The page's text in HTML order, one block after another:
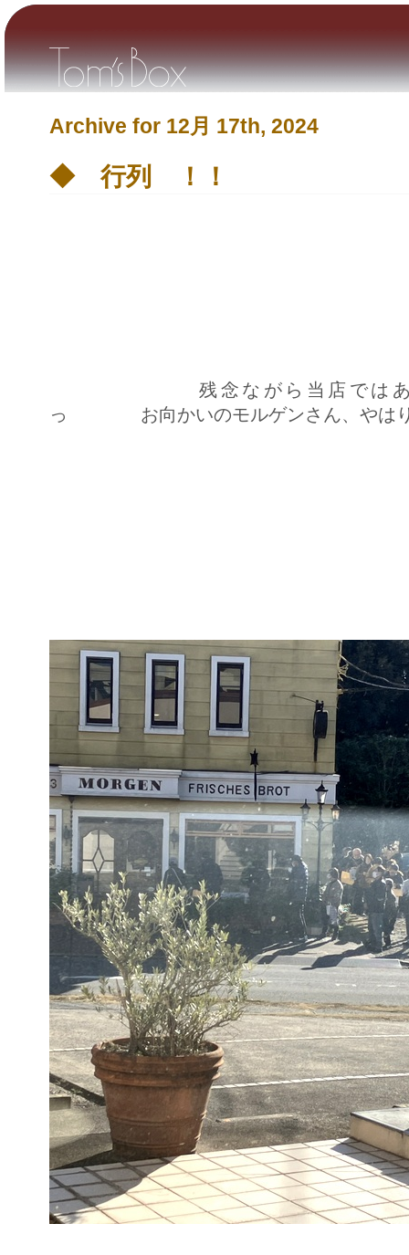
Archive for 12月 17th, 2024
◆ 行列 ！！
残念ながら当店ではあ
っ お向かいのモルゲンさん、やはり